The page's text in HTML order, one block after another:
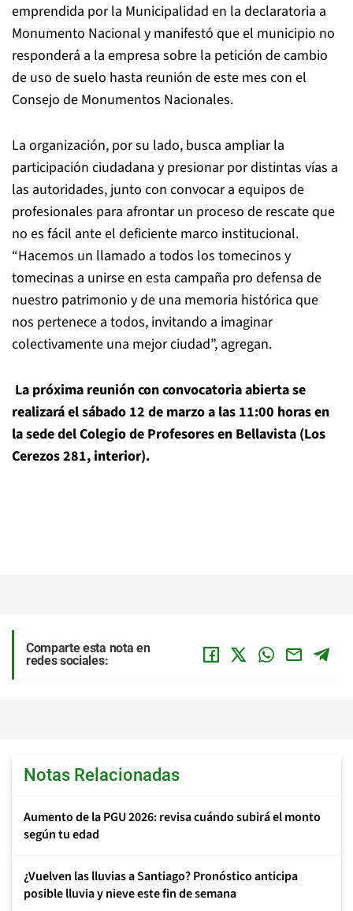
emprendida por la Municipalidad en la declaratoria a
Monumento Nacional y manifestó que el municipio no
responderá a la empresa sobre la petición de cambio
de uso de suelo hasta reunión de este mes con el
Consejo de Monumentos Nacionales.
La organización, por su lado, busca ampliar la
participación ciudadana y presionar por distintas vías a
las autoridades, junto con convocar a equipos de
profesionales para afrontar un proceso de rescate que
no es fácil ante el deficiente marco institucional.
“Hacemos un llamado a todos los tomecinos y
tomecinas a unirse en esta campaña pro defensa de
nuestro patrimonio y de una memoria histórica que
nos pertenece a todos, invitando a imaginar
colectivamente una mejor ciudad”, agregan.
La próxima reunión con convocatoria abierta se
realizará el sábado 12 de marzo a las 11:00 horas en
la sede del Colegio de Profesores en Bellavista (Los
Cerezos 281, interior).
Comparte esta nota en
redes sociales:
Notas Relacionadas
Aumento de la PGU 2026: revisa cuándo subirá el monto
según tu edad
¿Vuelven las lluvias a Santiago? Pronóstico anticipa
posible lluvia y nieve este fin de semana